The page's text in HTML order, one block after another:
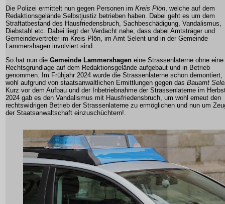
Die Polizei ermittelt nun gegen Personen im Kreis Plön, welche auf dem
Redaktionsgelände Selbstjustiz betrieben haben. Dabei geht es um dem
Straftatbestand des Hausfriedensbruch, Sachbeschädigung, Vandalismus,
Diebstahl etc. Dabei liegt der Verdacht nahe, dass dabei Amtsträger und
Gemeindevertreter im Kreis Plön, im Amt Selent und in der Gemeinde
Lammershagen involviert sind.
So hat nun die Gemeinde Lammershagen eine Strassenlaterne ohne eine
Rechtsgrundlage auf dem Redaktionsgelände aufgebaut und in Betrieb
genommen. Im Frühjahr 2024 wurde die Strassenlaterne schon demontiert,
wohl aufgrund von staatsanwaltlichen Ermittlungen gegen das Bauamt
Kurz vor dem Aufbau und der Inbetriebnahme der Strassenlaterne im
2024 gab es den Vandalismus mit Hausfriedensbruch, um wohl erneut den
rechtswidrigen Betrieb der Strassenlaterne zu ermöglichen und nun um
der Staatsanwaltschaft einzuschüchtern!.